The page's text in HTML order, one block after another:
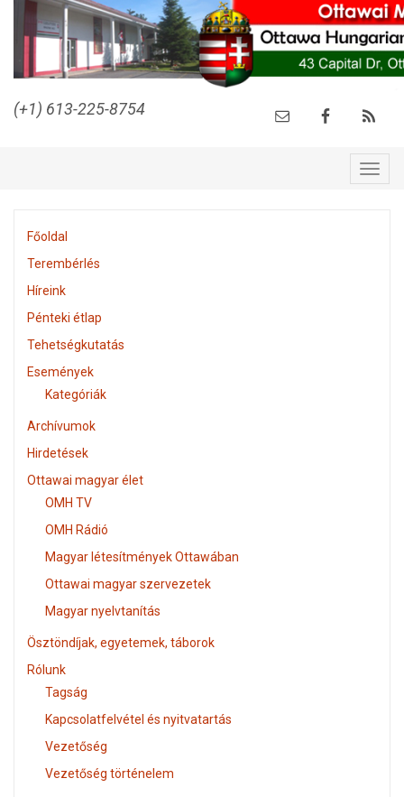
(+1) 613-225-8754
Főoldal
Terembérlés
Híreink
Pénteki étlap
Tehetségkutatás
Események
Kategóriák
Archívumok
Hirdetések
Ottawai magyar élet
OMH TV
OMH Rádió
Magyar létesítmények Ottawában
Ottawai magyar szervezetek
Magyar nyelvtanítás
Ösztöndíjak, egyetemek, táborok
Rólunk
Tagság
Kapcsolatfelvétel és nyitvatartás
Vezetőség
Vezetőség történelem